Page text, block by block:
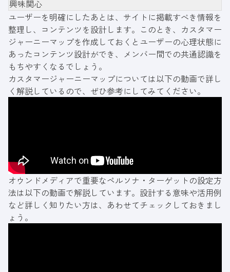
興味関心
ユーザーを明確にしたあとは、サイトに掲載すべき情報を
整理し、コンテンツを設計します。このとき、カスタマー
ジャーニーマップを作成しておくとユーザーの心理状態に
あったコンテンツ設計ができ、メンバー間での共通認識を
もちやすくなるでしょう。
カスタマージャーニーマップについては以下の動画で詳し
く解説しているので、ぜひ参考にしてみてください。
オウンドメディアで重要なペルソナ・ターゲットの設定方
法は以下の動画で解説しています。設計する意味や活用例
など詳しく知りたい方は、あわせてチェックしておきまし
ょう。